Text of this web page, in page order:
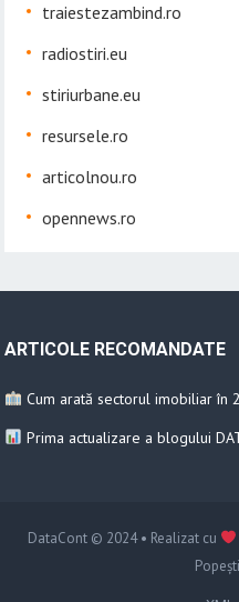
traiestezambind.ro
radiostiri.eu
stiriurbane.eu
resursele.ro
articolnou.ro
opennews.ro
ARTICOLE RECOMANDATE
Cum arată sectorul imobiliar în
Prima actualizare a blogului
DataCont © 2024 • Realizat cu